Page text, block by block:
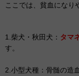
ここでは、貧血になり
1.柴犬・秋田犬： タマ
す。
2.小型犬種：骨髄の造